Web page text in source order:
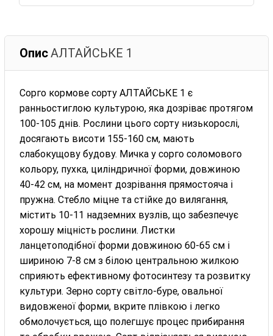
ОписАЛТАЙСЬКЕ 1
Сорго кормове сорту АЛТАЙСЬКЕ 1 є
ранньостиглою культурою, яка дозріває протягом
100-105 днів. Рослини цього сорту низькорослі,
досягають висоти 155-160 см, мають
слабокущову будову. Мичка у сорго соломового
кольору, пухка, циліндричної форми, довжиною
40-42 см, на момент дозрівання прямостояча і
пружна. Стебло міцне та стійке до вилягання,
містить 10-11 надземних вузлів, що забезпечує
хорошу міцність рослини. Листки
ланцетоподібної форми довжиною 60-65 см і
шириною 7-8 см з білою центральною жилкою
сприяють ефективному фотосинтезу та розвитку
культури. Зерно сорту світло-буре, овальної
видовженої форми, вкрите плівкою і легко
обмолочується, що полегшує процес прибирання